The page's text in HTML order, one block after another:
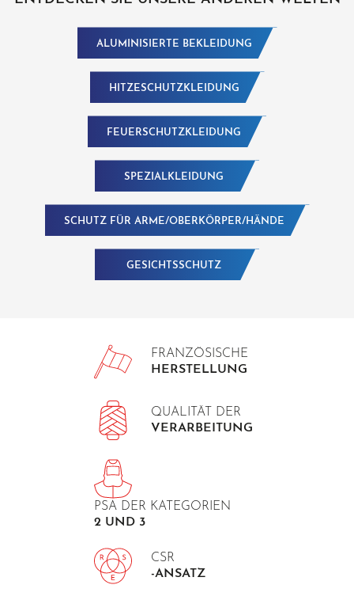
ALUMINISIERTE BEKLEIDUNG
HITZESCHUTZKLEIDUNG
FEUERSCHUTZKLEIDUNG
SPEZIALKLEIDUNG
SCHUTZ FÜR ARME/OBERKÖRPER/HÄNDE
GESICHTSSCHUTZ
FRANZÖSISCHE
HERSTELLUNG
QUALITÄT DER
VERARBEITUNG
PSA DER KATEGORIEN
2 UND 3
CSR
-ANSATZ